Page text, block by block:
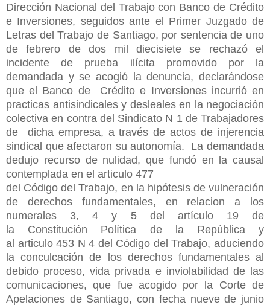
Dirección Nacional del Trabajo con Banco de Crédito
e Inversiones, seguidos ante el Primer Juzgado de
Letras del Trabajo de Santiago, por sentencia de uno
de febrero de dos mil diecisiete se rechazó el
incidente de prueba ilícita promovido por la
demandada y se acogió la denuncia, declarándose
que el Banco de Crédito e Inversiones incurrió en
practicas antisindicales y desleales en la negociación
colectiva en contra del Sindicato N 1 de Trabajadores
de dicha empresa, a través de actos de injerencia
sindical que afectaron su autonomía. La demandada
dedujo recurso de nulidad, que fundó en la causal
contemplada en el articulo 477
del Código del Trabajo, en la hipótesis de vulneración
de derechos fundamentales, en relacion a los
numerales 3, 4 y 5 del artículo 19 de
la Constitución Política de la República y
al articulo 453 N 4 del Código del Trabajo, aduciendo
la conculcación de los derechos fundamentales al
debido proceso, vida privada e inviolabilidad de las
comunicaciones, que fue acogido por la Corte de
Apelaciones de Santiago, con fecha nueve de junio